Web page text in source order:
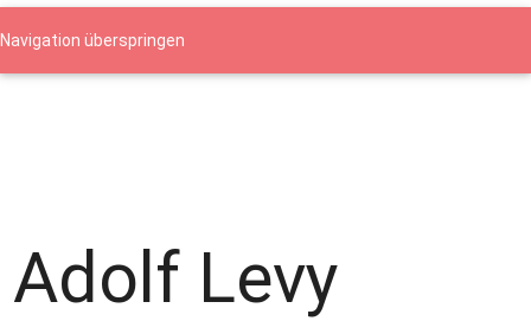
Navigation überspringen
Adolf Levy